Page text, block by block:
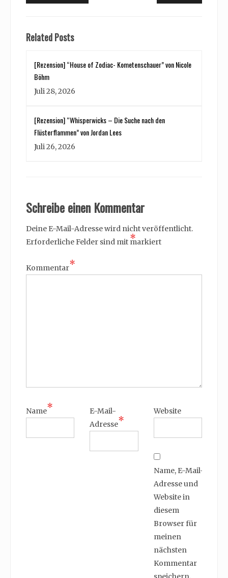
Related Posts
[Rezension] “House of Zodiac- Kometenschauer” von Nicole
Böhm
Juli 28, 2026
[Rezension] “Whisperwicks – Die Suche nach den
Flüsterflammen” von Jordan Lees
Juli 26, 2026
Schreibe einen Kommentar
Deine E-Mail-Adresse wird nicht veröffentlicht.
Erforderliche Felder sind mit *
markiert
Kommentar*
Name*
E-Mail-
Adresse*
Website
Name, E-Mail-
Adresse und
Website in
diesem
Browser für
meinen
nächsten
Kommentar